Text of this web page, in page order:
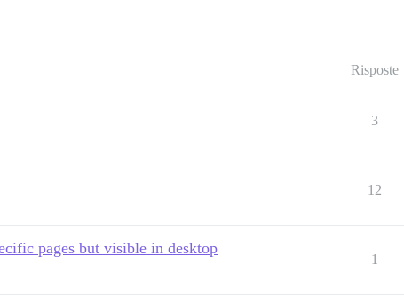
Risposte
3
12
pages but visible in desktop
1